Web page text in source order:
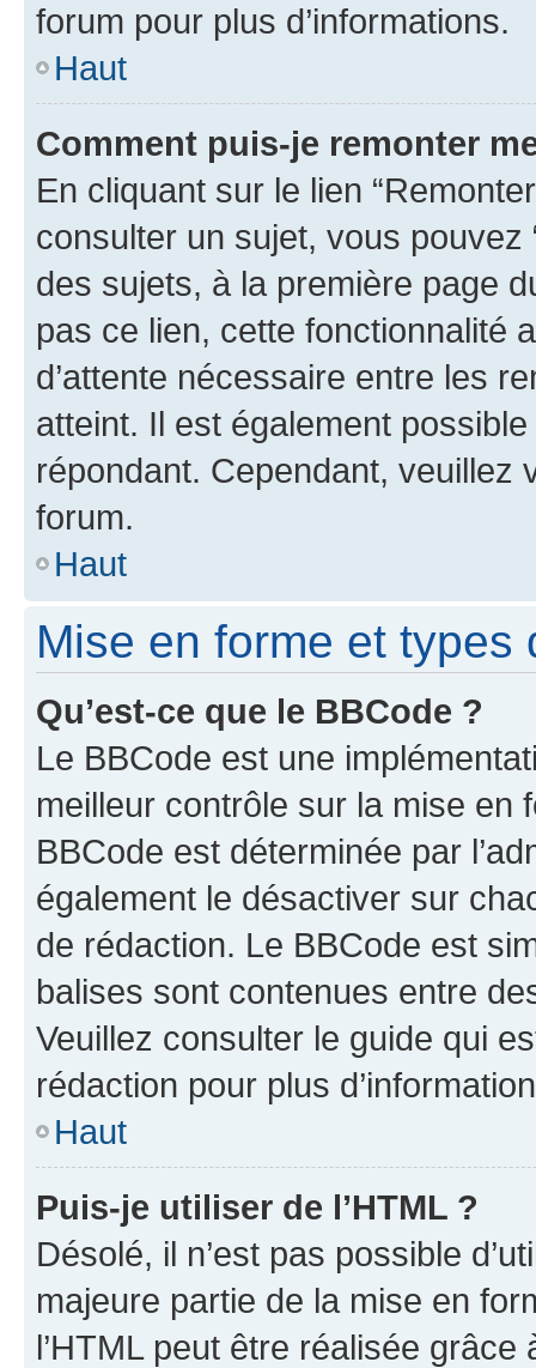
forum pour plus d’informations.
Haut
Comment puis-je remonter
En cliquant sur le lien
consulter un sujet, vous pouvez
des sujets, à la première page
pas ce lien, cette fonctionnalité
d’attente nécessaire entre les
atteint. Il est également
répondant. Cependant,
forum.
Haut
Mise en forme et types
Qu’est-ce que le BBCode ?
Le BBCode est une
meilleur contrôle sur la mise en
BBCode est déterminée par
également le désactiver sur
de rédaction. Le BBCode est
balises sont contenues entre
Veuillez consulter le guide qui
rédaction pour plus
Haut
Puis-je utiliser de l’HTML ?
Désolé, il n’est pas possible
majeure partie de la mise en
l’HTML peut être réalisée grâce